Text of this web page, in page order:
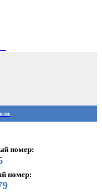
номер:
номер: